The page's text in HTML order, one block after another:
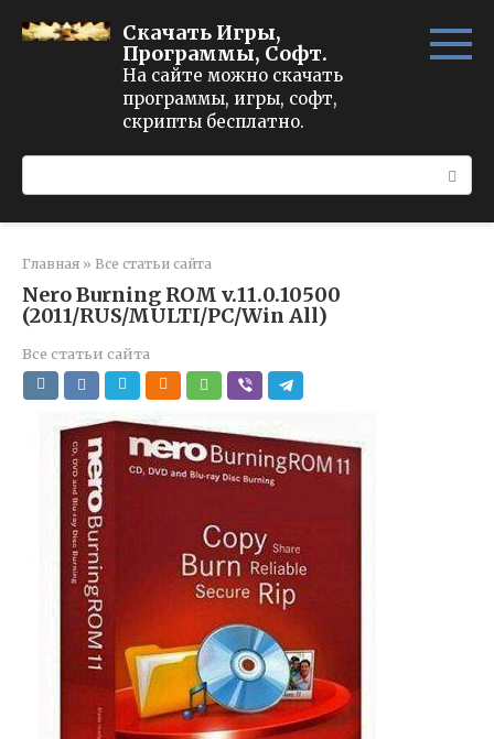
Скачать Игры,
Программы, Софт.
На сайте можно скачать
программы, игры, софт,
скрипты бесплатно.
Главная » Все статьи сайта
Nero Burning ROM v.11.0.10500
(2011/RUS/MULTI/PC/Win All)
Все статьи сайта